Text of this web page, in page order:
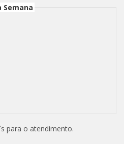
Semana
para o atendimento.